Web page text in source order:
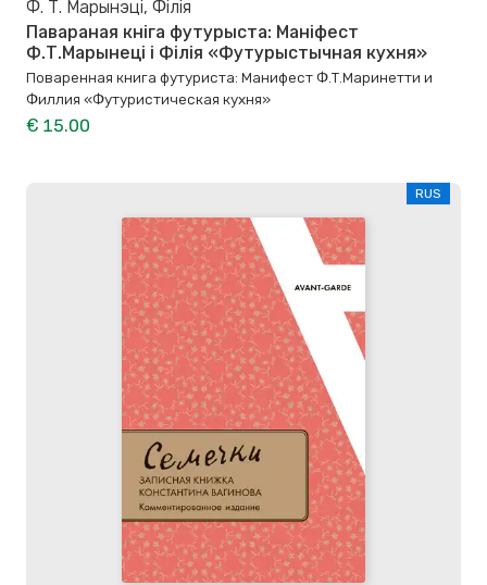
Ф. Т. Марынэці, Філія
Павараная кніга футурыста: Маніфест
Ф.Т.Марынеці і Філія «Футурыстычная кухня»
Поваренная книга футуриста: Манифест Ф.Т.Маринетти и
Филлия «Футуристическая кухня»
€ 15.00
RUS